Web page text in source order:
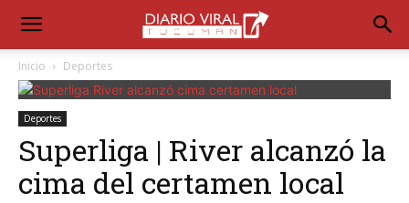
Inicio Deportes
Deportes
Superliga | River alcanzó la
cima del certamen local